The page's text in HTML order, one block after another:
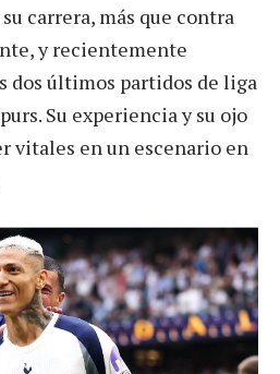
carrera, más que contra
y recientemente
dos últimos partidos de liga
Su experiencia y su ojo
vitales en un escenario en